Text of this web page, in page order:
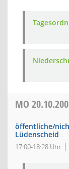
MO
öffentliche/
Lüdenscheid
17:00-18:28 Uhr